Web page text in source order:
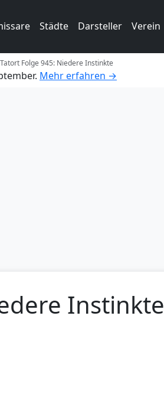
Städte Darsteller Verein
Tatort Folge 945: Niedere Instinkte
Mehr erfahren →
Instinkte